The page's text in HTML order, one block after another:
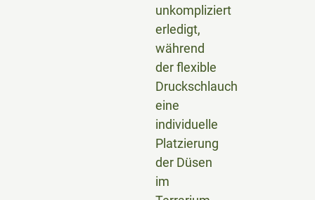
unkompliziert
erledigt,
während
der flexible
Druckschlauch
eine
individuelle
Platzierung
der Düsen
im